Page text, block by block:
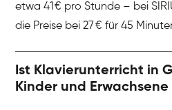
etwa 41 € pro Stunde – bei
die Preise bei 27 € für 45
Ist Klavierunterricht in
Kinder und